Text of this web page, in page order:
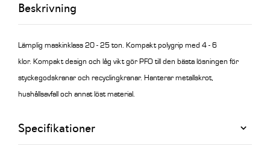
Beskrivning
Lämplig maskinklass 20 - 25 ton. Kompakt polygrip med 4 - 6
klor. Kompakt design och låg vikt gör PFO till den bästa lösningen för
styckegodskranar och recyclingkranar. Hanterar metallskrot,
hushållsavfall och annat löst material.
Specifikationer